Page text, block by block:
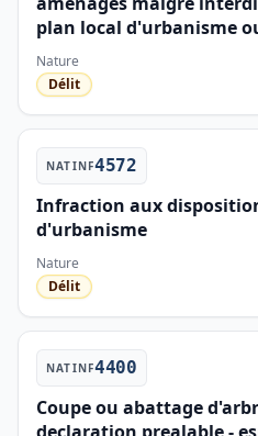
plan local d'urbanisme
Nature
Délit
NATINF4572
Infraction aux
d'urbanisme
Nature
Délit
NATINF4400
Coupe ou abattage